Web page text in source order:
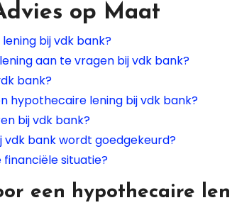
op Maat
bij vdk bank?
aan te vragen bij vdk bank?
bank?
hypothecaire lening bij vdk bank?
bij vdk bank?
bank wordt goedgekeurd?
situatie?
een hypothecaire